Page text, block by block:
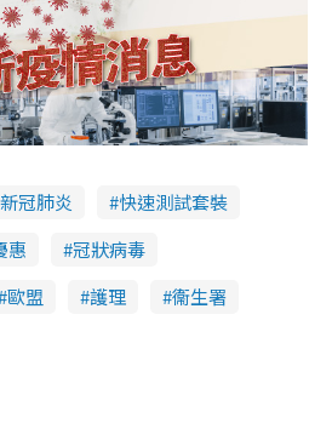
新冠肺炎
快速測試套裝
惠
冠狀病毒
歐盟 護理
衞生署